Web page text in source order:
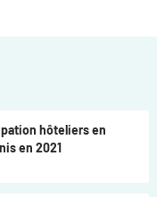
hôteliers en
en 2021